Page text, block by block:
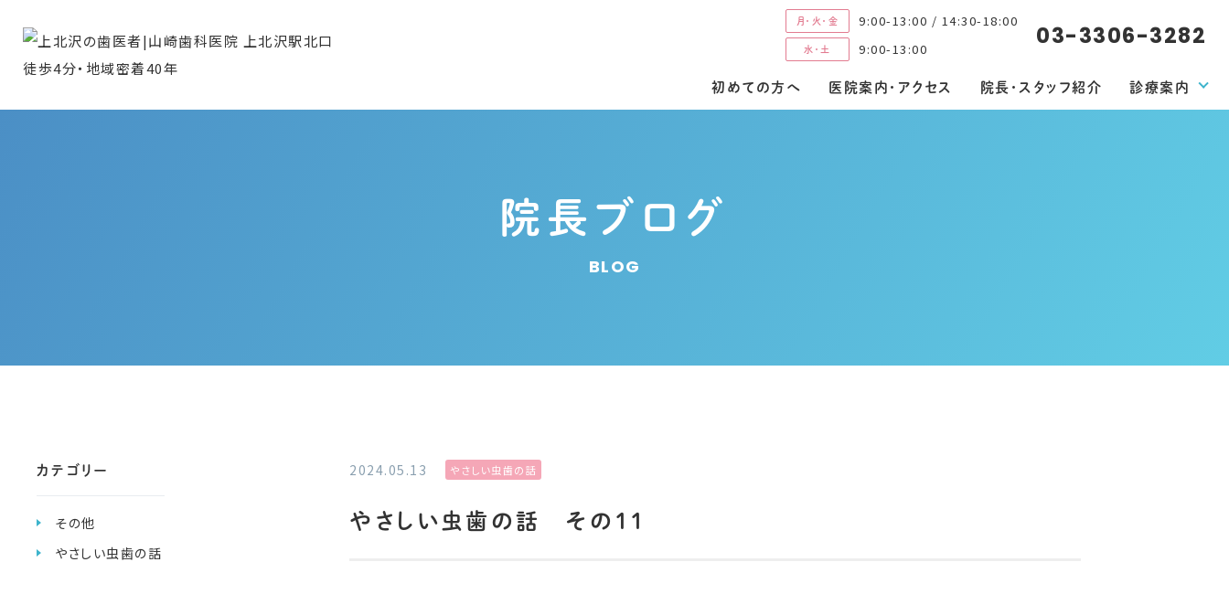
月・火・金 9:00-13:00 / 14:30-18:00
水・土 9:00-13:00 03-3306-3282
初めての方へ 医院案内・アクセス 院長・スタッフ紹介 診療案内
院長ブログ
BLOG
カテゴリー
その他
やさしい虫歯の話
2024.05.13 やさしい虫歯の話
やさしい虫歯の話 その１１